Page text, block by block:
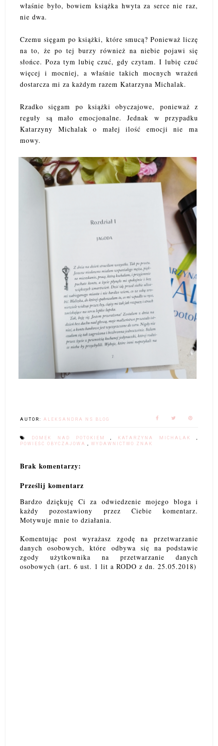
właśnie było, bowiem książka hwyta za serce nie raz,
nie dwa.
Czemu sięgam po książki, które smucą? Ponieważ liczę
na to, że po tej burzy również na niebie pojawi się
słońce. Poza tym lubię czuć, gdy czytam. I lubię czuć
więcej i mocniej, a właśnie takich mocnych wrażeń
dostarcza mi za każdym razem Katarzyna Michalak.
Rzadko sięgam po książki obyczajowe, ponieważ z
reguły są mało emocjonalne. Jednak w przypadku
Katarzyny Michalak o małej ilość emocji nie ma
mowy.
AUTOR: ALEKSANDRA NS BLOG
DOMEK NAD POTOKIEM KATARZYNA MICHALAK
POWIEŚĆ OBYCZAJOWA
WYDAWNICTWO ZNAK
Brak komentarzy:
Prześlij komentarz
Bardzo dziękuję Ci za odwiedzenie mojego bloga i
każdy pozostawiony przez Ciebie komentarz.
Motywuje mnie to działania.
Komentując post wyrażasz zgodę na przetwarzanie
danych osobowych, które odbywa się na podstawie
zgody użytkownika na przetwarzanie danych
osobowych (art. 6 ust. 1 lit a RODO z dn. 25.05.2018)